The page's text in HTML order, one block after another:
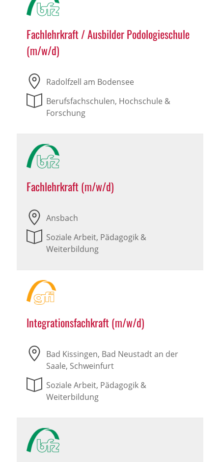
Fachlehrkraft / Ausbilder Podologieschule
(m/w/d)
Radolfzell am Bodensee
Berufsfachschulen, Hochschule &
Forschung
Fachlehrkraft (m/w/d)
Ansbach
Soziale Arbeit, Pädagogik &
Weiterbildung
Integrationsfachkraft (m/w/d)
Bad Kissingen, Bad Neustadt an der
Saale, Schweinfurt
Soziale Arbeit, Pädagogik &
Weiterbildung